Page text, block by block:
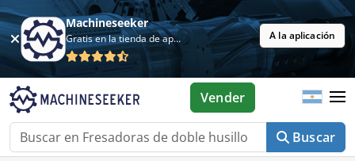
Machineseeker
Gratis en la tienda de aplicaciones A la aplicación
Buscar
Vender